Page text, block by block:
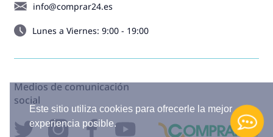
Este sitio utiliza cookies para ofrecerle la mejor
experiencia posible.
info@comprar24.es
Lunes a Viernes: 9:00 - 19:00
Medios de comunicación
social